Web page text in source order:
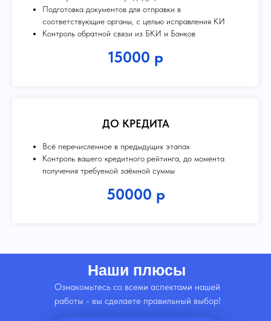
Подготовка документов для отправки в
соответствующие органы, с целью исправления КИ
Контроль обратной связи из БКИ и Банков
15000 р
ДО КРЕДИТА
Всё перечисленное в предыдущих этапах
Контроль вашего кредитного рейтинга, до момента
получения требуемой заёмной суммы
50000 р
Наши плюсы
Ознакомьтесь со всеми аспектами нашей
работы - вы сделаете правильный выбор!